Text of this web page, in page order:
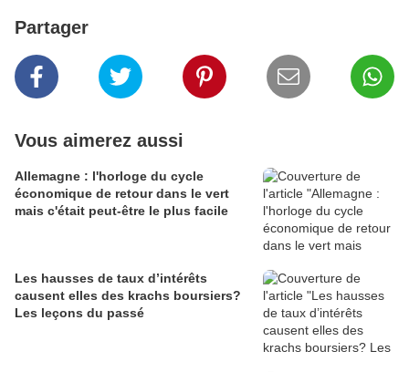
Partager
Vous aimerez aussi
Allemagne : l'horloge du cycle
économique de retour dans le vert
mais c'était peut-être le plus facile
Les hausses de taux d’intérêts
causent elles des krachs boursiers?
Les leçons du passé